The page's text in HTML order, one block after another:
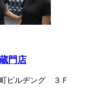
門店
ビルヂング ３Ｆ